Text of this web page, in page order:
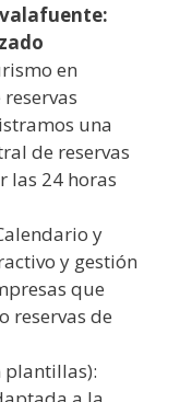
en
una
de reservas
las 24 horas
y
y gestión
que
reservas de
plantillas):